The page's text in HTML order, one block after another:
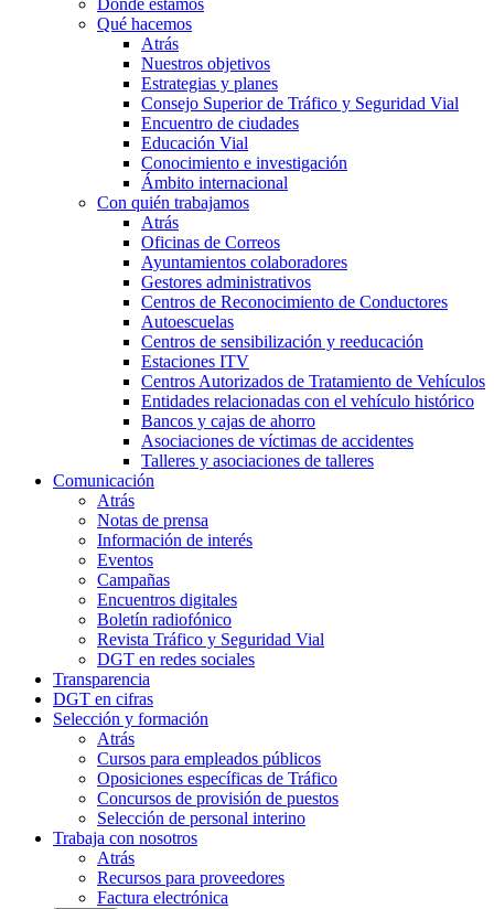
Dónde estamos
Qué hacemos
Atrás
Nuestros objetivos
Estrategias y planes
Consejo Superior de Tráfico y Seguridad Vial
Encuentro de ciudades
Educación Vial
Conocimiento e investigación
Ámbito internacional
Con quién trabajamos
Atrás
Oficinas de Correos
Ayuntamientos colaboradores
Gestores administrativos
Centros de Reconocimiento de Conductores
Autoescuelas
Centros de sensibilización y reeducación
Estaciones ITV
Centros Autorizados de Tratamiento de Vehículos
Entidades relacionadas con el vehículo histórico
Bancos y cajas de ahorro
Asociaciones de víctimas de accidentes
Talleres y asociaciones de talleres
Comunicación
Atrás
Notas de prensa
Información de interés
Eventos
Campañas
Encuentros digitales
Boletín radiofónico
Revista Tráfico y Seguridad Vial
DGT en redes sociales
Transparencia
DGT en cifras
Selección y formación
Atrás
Cursos para empleados públicos
Oposiciones específicas de Tráfico
Concursos de provisión de puestos
Selección de personal interino
Trabaja con nosotros
Atrás
Recursos para proveedores
Factura electrónica